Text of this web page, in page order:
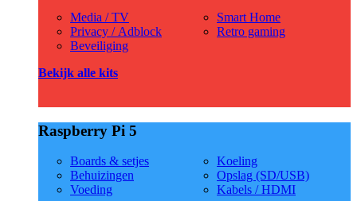
Media / TV
Privacy / Adblock
Beveiliging
Smart Home
Retro gaming
Bekijk alle kits
Raspberry Pi 5
Boards & setjes
Behuizingen
Voeding
Koeling
Opslag (SD/USB)
Kabels / HDMI